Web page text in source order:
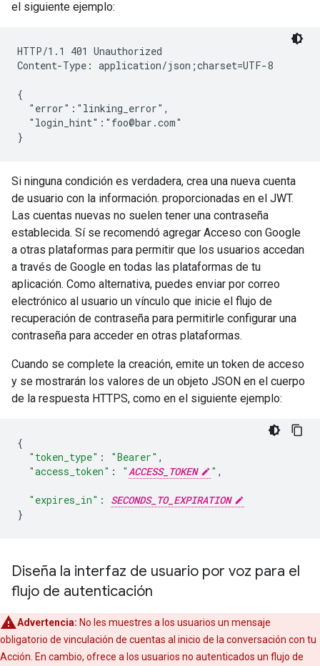
el siguiente ejemplo:
HTTP/1.1 401 Unauthorized
Content-Type: application/json;charset=UTF-8
{
  "error":"linking_error",
  "login_hint":"foo@bar.com"
Si ninguna condición es verdadera, crea una nueva cuenta
de usuario con la información. proporcionadas en el JWT.
Las cuentas nuevas no suelen tener una contraseña
establecida. Sí se recomendó agregar Acceso con Google
a otras plataformas para permitir que los usuarios accedan
a través de Google en todas las plataformas de tu
aplicación. Como alternativa, puedes enviar por correo
electrónico al usuario un vínculo que inicie el flujo de
recuperación de contraseña para permitirle configurar una
contraseña para acceder en otras plataformas.
Cuando se complete la creación, emite un token de acceso
y se mostrarán los valores de un objeto JSON en el cuerpo
de la respuesta HTTPS, como en el siguiente ejemplo:
{
"token_type" : "Bearer" ,
"access_token" : " ACCESS_TOKEN " ,
"expires_in" :
SECONDS_TO_EXPIRATION
}
Diseña la interfaz de usuario por voz para el
flujo de autenticación
Advertencia: No les muestres a los usuarios un mensaje
obligatorio de vinculación de cuentas al inicio de la conversación con tu
Acción. En cambio, ofrece a los usuarios no autenticados un flujo de